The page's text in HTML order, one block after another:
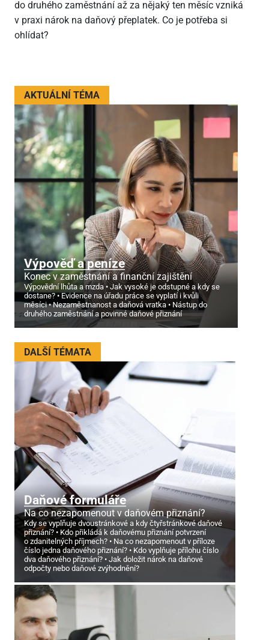
do druhého zaměstnání až za nějaký ten měsíc vzniká
v praxi nárok na daňový přeplatek. Co je potřeba si
ohlídat?
AKTUÁLNÍ TÉMA
Výpověď a peníze
Konec v zaměstnání a finanční zajištění
Výpovědní lhůta a mzda
Jak vysoké je odstupné a kdy se
dostane?
Evidence na úřadu práce se vyplatí i kvůli
měsíci
Nezaměstnanost a daňová vratka
Nástup do
druhého zaměstnání a povinné daňové přiznání
DALŠÍ TÉMATA
Daňové formuláře
Na co nezapomenout v daňovém přiznání?
Kdy se vyplňuje dvoustránkové a kdy čtyřstránkové daňové
přiznání?
Kdo přikládá k daňovému přiznání potvrzení
o zdanitelných příjmech?
Na co nezapomenout v příloze
číslo jedna daňového přiznání?
Kdo vyplňuje přílohu číslo
dva daňového přiznání?
Jak doložit nárok na daňové
odpočty nebo daňové zvýhodnění?